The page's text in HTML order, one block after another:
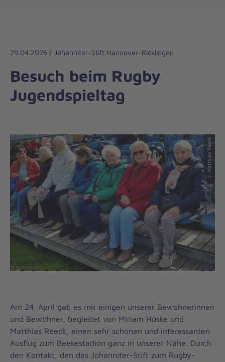
29.04.2026 | Johanniter-Stift Hannover-Ricklingen
Besuch beim Rugby
Jugendspieltag
© Matthias Reeck
Am 24. April gab es mit einigen unserer Bewohnerinnen
und Bewohner, begleitet von Miriam Hüske und
Matthias Reeck, einen sehr schönen und interessanten
Ausflug zum Beekestadion ganz in unserer Nähe. Durch
den Kontakt, den das Johanniter-Stift zum Rugby-